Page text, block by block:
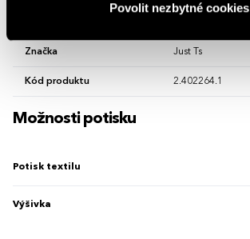
Povolit nezbytné cookies
Značka Just Ts
Kód produktu 2.402264.1
Možnosti potisku
Potisk textilu
Výšivka